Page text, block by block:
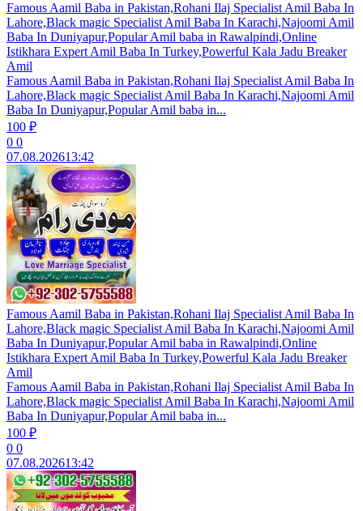
Famous Aamil Baba in Pakistan,Rohani Ilaj Specialist Amil Baba In
Lahore,Black magic Specialist Amil Baba In Karachi,Najoomi Amil
Baba In Duniyapur,Popular Amil baba in Rawalpindi,Online
Istikhara Expert Amil Baba In Turkey,Powerful Kala Jadu Breaker
Amil
Famous Aamil Baba in Pakistan,Rohani Ilaj Specialist Amil Baba In
Lahore,Black magic Specialist Amil Baba In Karachi,Najoomi Amil
Baba In Duniyapur,Popular Amil baba in...
100 ₽
0 0
07.08.202613:42
Famous Aamil Baba in Pakistan,Rohani Ilaj Specialist Amil Baba In
Lahore,Black magic Specialist Amil Baba In Karachi,Najoomi Amil
Baba In Duniyapur,Popular Amil baba in Rawalpindi,Online
Istikhara Expert Amil Baba In Turkey,Powerful Kala Jadu Breaker
Amil
Famous Aamil Baba in Pakistan,Rohani Ilaj Specialist Amil Baba In
Lahore,Black magic Specialist Amil Baba In Karachi,Najoomi Amil
Baba In Duniyapur,Popular Amil baba in...
100 ₽
0 0
07.08.202613:42